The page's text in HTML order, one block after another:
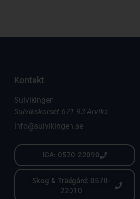
Kontakt
Sulvikingen
Sulvikskorset 671 93 Arvika
info@sulvikingen.se
ICA: 0570-22090
Skog & Trädgård: 0570-
22010